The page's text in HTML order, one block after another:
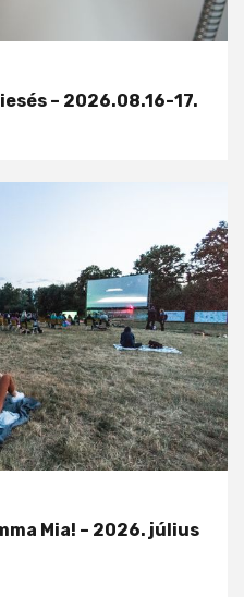
– 2026.08.16-17.
Mia! – 2026. július